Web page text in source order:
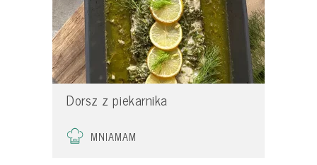
Dorsz z piekarnika
MNIAMAM